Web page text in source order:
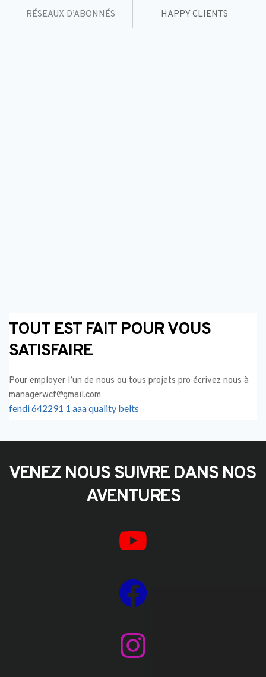
RÉSEAUX D’ABONNÉS HAPPY CLIENTS
TOUT EST FAIT POUR VOUS
SATISFAIRE
managerwcf@gmail.com
fendi 642291 1 aaa quality belts
VENEZ NOUS SUIVRE DANS NOS
AVENTURES